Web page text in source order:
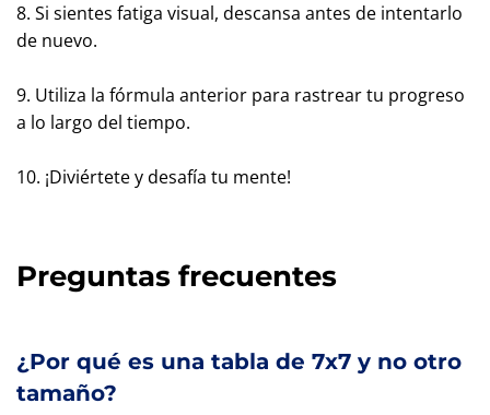
8. Si sientes fatiga visual, descansa antes de intentarlo
de nuevo.
9. Utiliza la fórmula anterior para rastrear tu progreso
a lo largo del tiempo.
10. ¡Diviértete y desafía tu mente!
Preguntas frecuentes
¿Por qué es una tabla de 7x7 y no otro
tamaño?